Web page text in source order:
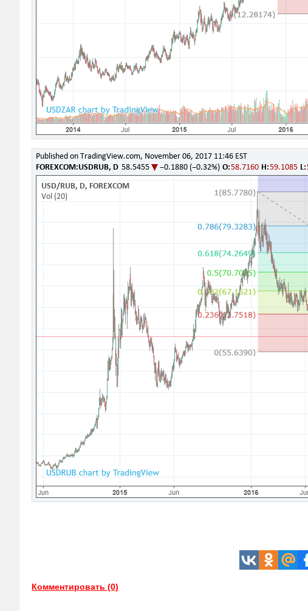
Комментировать (0)